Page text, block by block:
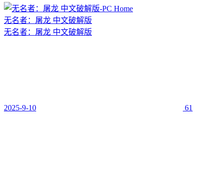
无名者：屠龙 中文破解版
无名者：屠龙 中文破解版
2025-9-10 61